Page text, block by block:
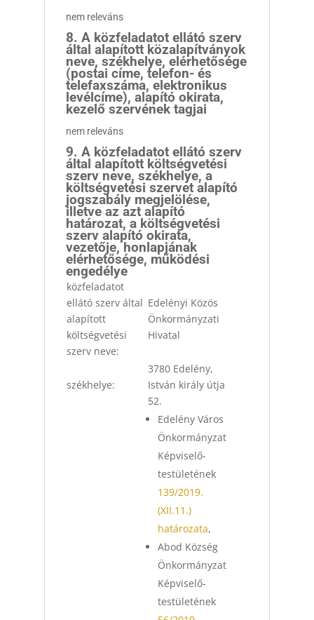
nem releváns
8. A közfeladatot ellátó szerv
által alapított közalapítványok
neve, székhelye, elérhetősége
(postai címe, telefon- és
telefaxszáma, elektronikus
levélcíme), alapító okirata,
kezelő szervének tagjai
nem releváns
9. A közfeladatot ellátó szerv
által alapított költségvetési
szerv neve, székhelye, a
költségvetési szervet alapító
jogszabály megjelölése,
illetve az azt alapító
határozat, a költségvetési
szerv alapító okirata,
vezetője, honlapjának
elérhetősége, működési
engedélye
közfeladatot
ellátó szerv által
alapított
költségvetési
szerv neve:
Edelényi Közös
Önkormányzati
Hivatal
székhelye:
3780 Edelény,
István király útja
52.
Edelény Város
Önkormányzat
Képviselő-
testületének
139/2019.
(XII.11.)
határozata,
Abod Község
Önkormányzat
Képviselő-
testületének